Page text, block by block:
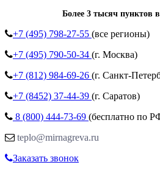
Более 3 тысяч пунктов
+7 (495) 798-27-55 (все регионы)
+7 (495) 790-50-34 (г. Москва)
+7 (812) 984-69-26 (г. Санкт-
+7 (8452) 37-44-39 (г. Саратов)
8 (800) 444-73-69 (бесплатно по
teplo@mirnagreva.ru
Заказать звонок